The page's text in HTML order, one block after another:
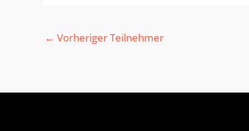
← Vorheriger Teilnehmer